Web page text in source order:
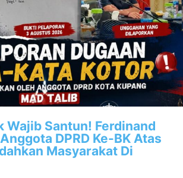
Wajib Santun! Ferdinand
DPRD Ke-BK Atas
Masyarakat Di